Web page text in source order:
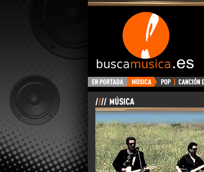
BuscaMusica.es